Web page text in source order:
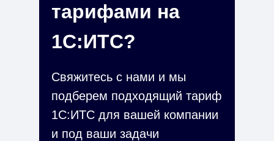
тарифами на
1С:ИТС?
Свяжитесь с нами и мы
подберем подходящий тариф
1С:ИТС для вашей компании
и под ваши задачи